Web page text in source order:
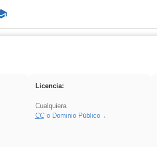
Licencia:
Cualquiera
CCo Dominio Público